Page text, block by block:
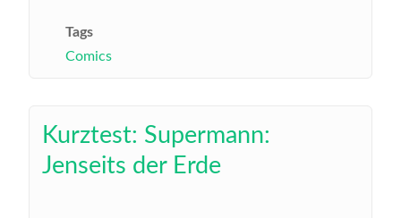
Tags
Comics
Kurztest: Supermann:
Jenseits der Erde